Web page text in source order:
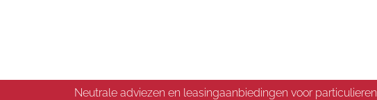
Neutrale adviezen en leasingaanbiedingen voor particulieren